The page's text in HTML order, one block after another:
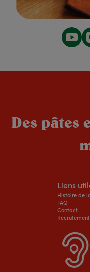
Des pâtes
Liens
Histoire de
FAQ
Contact
Recrutement